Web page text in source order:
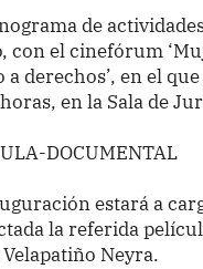
de
con el cinefórum
a derechos’, en el
en la Sala de
DOCUMENTAL
estará a
la referida
Neyra.